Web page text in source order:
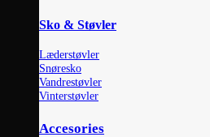
Sko & Støvler
Læderstøvler
Snøresko
Vandrestøvler
Vinterstøvler
Accesories